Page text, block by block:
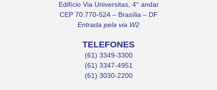
Edifício Via Universitas, 4° andar
CEP 70.770-524 – Brasília – DF
Entrada pela via W2
TELEFONES
(61) 3349-3300
(61) 3347-4951
(61) 3030-2200